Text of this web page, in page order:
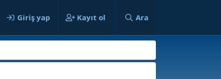
Giriş yap Kayıt ol Ara